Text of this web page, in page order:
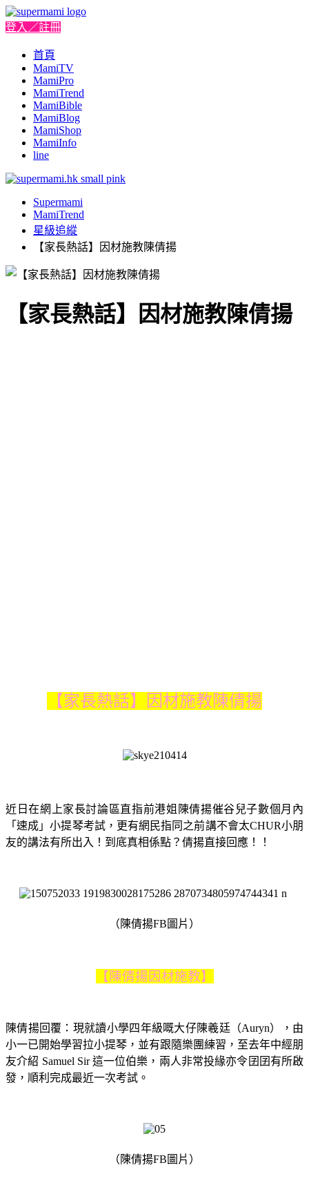
登入／註冊
首頁
MamiTV
MamiPro
MamiTrend
MamiBible
MamiBlog
MamiShop
MamiInfo
line
Supermami
MamiTrend
星級追縱
【家長熱話】因材施教陳倩揚
【家長熱話】因材施教陳倩揚
【家長熱話】因材施教陳倩揚
近日在網上家長討論區直指前港姐陳倩揚催谷兒子數個月內
「速成」小提琴考試，更有網民指同之前講不會太CHUR小朋
友的講法有所出入！到底真相係點？倩揚直接回應！！
（陳倩揚FB圖片）
【陳倩揚因材施教】
陳倩揚回覆：現就讀小學四年級嘅大仔陳羲廷（Auryn），由
小一已開始學習拉小提琴，並有跟隨樂團練習，至去年中經朋
友介紹 Samuel Sir 這一位伯樂，兩人非常投緣亦令囝囝有所啟
發，順利完成最近一次考試。
（陳倩揚FB圖片）